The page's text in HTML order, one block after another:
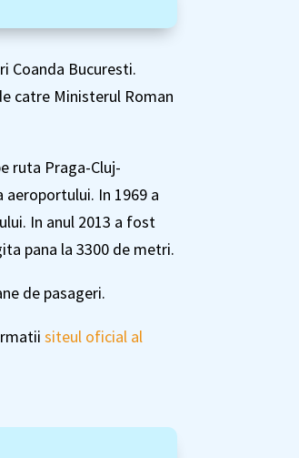
Coanda Bucuresti.
catre Ministerul Roman
ruta Praga-Cluj-
In 1969 a
In anul 2013 a fost
pana la 3300 de metri.
de pasageri.
siteul oficial al